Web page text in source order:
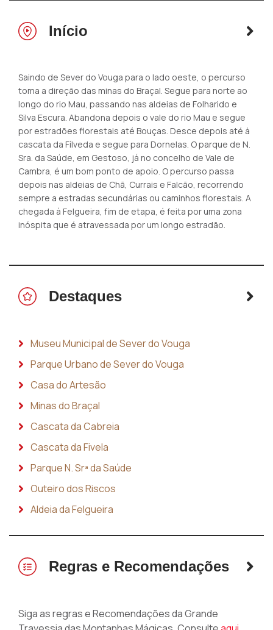
Início
Saindo de Sever do Vouga para o lado oeste, o percurso
toma a direção das minas do Braçal. Segue para norte ao
longo do rio Mau, passando nas aldeias de Folharido e
Silva Escura. Abandona depois o vale do rio Mau e segue
por estradões florestais até Bouças. Desce depois até à
cascata da Fílveda e segue para Dornelas. O parque de N.
Sra. da Saúde, em Gestoso, já no concelho de Vale de
Cambra, é um bom ponto de apoio. O percurso passa
depois nas aldeias de Chã, Currais e Falcão, recorrendo
sempre a estradas secundárias ou caminhos florestais. A
chegada à Felgueira, fim de etapa, é feita por uma zona
inóspita que é atravessada por um longo estradão.
Destaques
Museu Municipal de Sever do Vouga
Parque Urbano de Sever do Vouga
Casa do Artesão
Minas do Braçal
Cascata da Cabreia
Cascata da Fivela
Parque N. Srª da Saúde
Outeiro dos Riscos
Aldeia da Felgueira
Regras e Recomendações
Siga as regras e Recomendações da Grande